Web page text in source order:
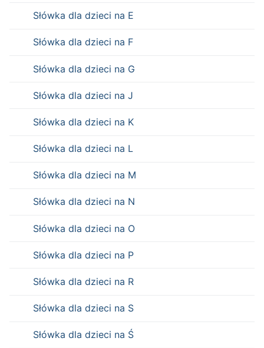
Słówka dla dzieci na E
Słówka dla dzieci na F
Słówka dla dzieci na G
Słówka dla dzieci na J
Słówka dla dzieci na K
Słówka dla dzieci na L
Słówka dla dzieci na M
Słówka dla dzieci na N
Słówka dla dzieci na O
Słówka dla dzieci na P
Słówka dla dzieci na R
Słówka dla dzieci na S
Słówka dla dzieci na Ś